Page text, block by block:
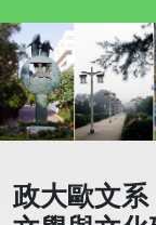
政大歐文系